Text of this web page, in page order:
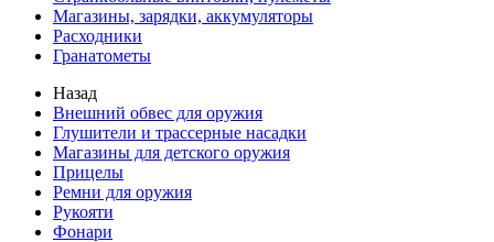
Магазины, зарядки, аккумуляторы
Расходники
Гранатометы
Назад
Внешний обвес для оружия
Глушители и трассерные насадки
Магазины для детского оружия
Прицелы
Ремни для оружия
Рукояти
Фонари